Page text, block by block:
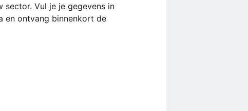
sector. Vul je je gegevens in
en ontvang binnenkort de